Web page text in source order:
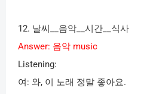
12. 날씨 음악 시간
식사
Answer: 음악 music
Listening:
여 : 와, 이 노래 정말 좋아요.